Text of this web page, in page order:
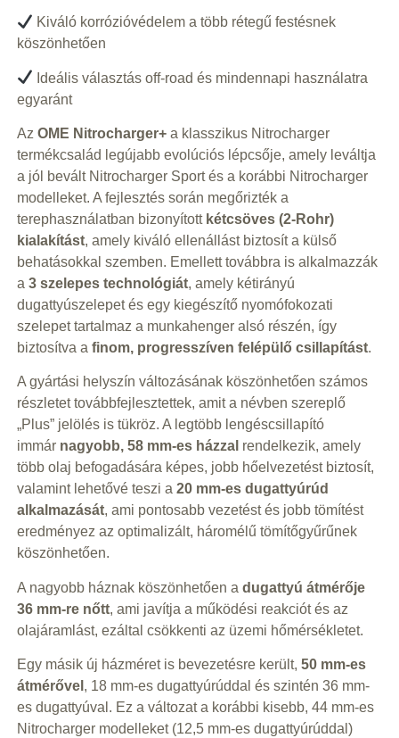
Kiváló korrózióvédelem a több rétegű festésnek
köszönhetően
Ideális választás off-road és mindennapi használatra
egyaránt
Az OME Nitrocharger+a klasszikus Nitrocharger
termékcsalád legújabb evolúciós lépcsője, amely leváltja
a jól bevált Nitrocharger Sport és a korábbi Nitrocharger
modelleket. A fejlesztés során megőrizték a
terephasználatban bizonyított kétcsöves (2-Rohr)
kialakítást, amely kiváló ellenállást biztosít a külső
behatásokkal szemben. Emellett továbbra is alkalmazzák
a 3 szelepes technológiát, amely kétirányú
dugattyúszelepet és egy kiegészítő nyomófokozati
szelepet tartalmaz a munkahenger alsó részén, így
biztosítva a finom, progresszíven felépülő csillapítást.
A gyártási helyszín változásának köszönhetően számos
részletet továbbfejlesztettek, amit a névben szereplő
„Plus” jelölés is tükröz. A legtöbb lengéscsillapító
immár nagyobb, 58 mm-es házzal rendelkezik, amely
több olaj befogadására képes, jobb hőelvezetést biztosít,
valamint lehetővé teszi a 20 mm-es dugattyúrúd
alkalmazását, ami pontosabb vezetést és jobb tömítést
eredményez az optimalizált, háromélű tömítőgyűrűnek
köszönhetően.
A nagyobb háznak köszönhetően a dugattyú átmérője
36 mm-re nőtt, ami javítja a működési reakciót és az
olajáramlást, ezáltal csökkenti az üzemi hőmérsékletet.
Egy másik új házméret is bevezetésre került, 50 mm-es
átmérővel , 18 mm-es dugattyúrúddal és szintén 36 mm-
es dugattyúval. Ez a változat a korábbi kisebb, 44 mm-es
Nitrocharger modelleket (12,5 mm-es dugattyúrúddal)